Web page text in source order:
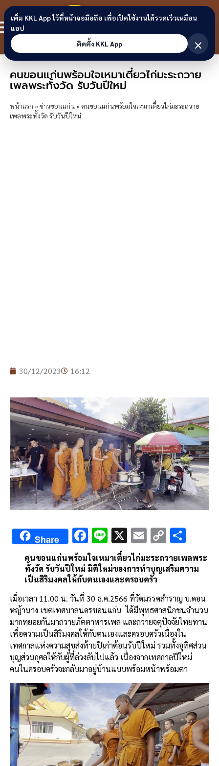
Skip to content
ขอนแก่น
ลิงก์
คนขอนแก่นพร้อมใจเหมาเตี๋ยวไก่มะระถวาย
เพลพระทั้งวัด รับวันปีใหม่
หน้าแรก »ข่าวขอนแก่น» คนขอนแก่นพร้อมใจเหมาเตี๋ยวไก่มะระถวาย
เพลพระทั้งวัด รับวันปีใหม่
30/12/2023 16:12
Share F
ac
e
b
o
o
k
Li
n
e
X E
m
ai
l
C
o
py
n
k
h
ar
คนขอนแก่นพร้อมใจเหมาเตี๋ยวไก่มะระถวายเพลพระ
ทั้งวัด รับวันปีใหม่ มิติใหม่ของการทำบุญเสริมความ
เป็นสิริมงคลให้กับตนเองและครอบครัว
เมื่อเวลา 11.00 น. วันที่ 30 ธ.ค.2566 ที่วัดมรรคสำราญ บ.ดอน
หญ้านาง เขตเทศบาลนครขอนแก่น ได้มีพุทธศาสนิกชนจำนวน
มากทยอยกันมาถวายภัตตาหารเพล และถวายจตุปัจจัยไทยทาน
เพื่อความเป็นสิริมงคลให้กับตนเองและครอบครัวเนื่องใน
เทศกาลแห่งความสุขส่งท้ายปีเก่าต้อนรับปีใหม่ รวมทั้งอุทิศส่วน
บุญส่วนกุศลให้กับผู้ที่ล่วงลับไปแล้ว เนื่องจากเทศกาลปีใหม่
คนในครอบครัวจะกลับมาอยู่บ้านแบบพร้อมหน้าพร้อมตา
เพิ่ม KKL App ไว้ที่หน้าจอมือถือ เพื่อเปิดใช้งานได้รวดเร็วเหมือน
แอป
ติดตั้ง KKL App
×